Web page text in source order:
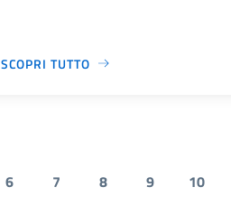
SCOPRI TUTTO
6 7 8 9 10